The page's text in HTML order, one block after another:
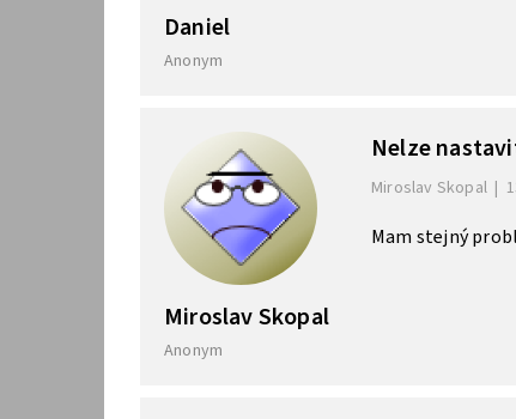
Daniel
Anonym
Miroslav Skopal
Anonym
Nelze
Miroslav Skopal |
Mam stejný